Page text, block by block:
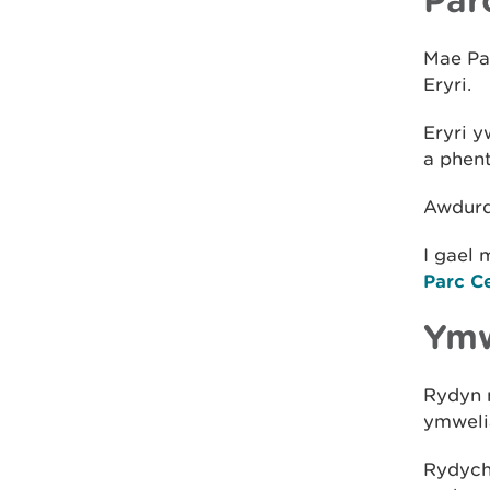
Mae
Eryri.
Eryri
a
I gael
Parc
Rydyn